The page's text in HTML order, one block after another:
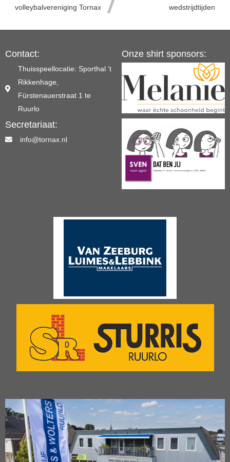
volleybalvereniging Tornax
wedstrijdtijden
Contact:
Thuisspeellocatie: Sporthal ’t
Rikkenhage,
Fürstenauerstraat 1 te
Ruurlo
Secretariaat:
info@tornax.nl
Onze shirt sponsors: